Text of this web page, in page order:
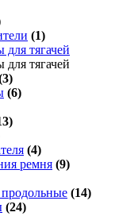
(1)
для тягачей
для тягачей
(6)
(4)
ремня (9)
(14)
(24)